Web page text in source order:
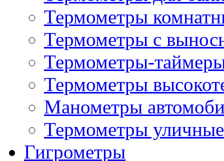
Термометры
Термометры с
Термометры-
Термометры
Манометры
Термометры уличные
Гигрометры